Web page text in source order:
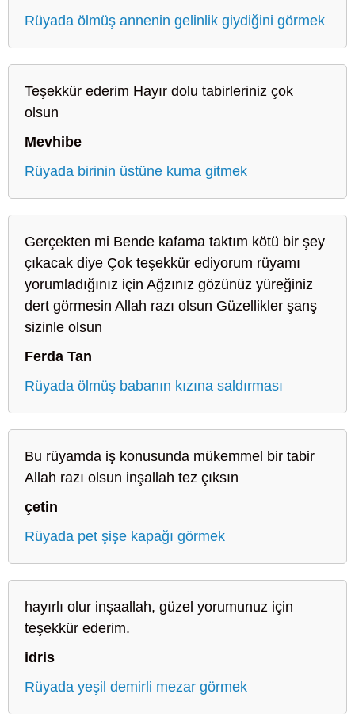
Rüyada ölmüş annenin gelinlik giydiğini görmek
Teşekkür ederim Hayır dolu tabirleriniz çok
olsun
Mevhibe
Rüyada birinin üstüne kuma gitmek
Gerçekten mi Bende kafama taktım kötü bir şey
çıkacak diye Çok teşekkür ediyorum rüyamı
yorumladığınız için Ağzınız gözünüz yüreğiniz
dert görmesin Allah razı olsun Güzellikler şanş
sizinle olsun
Ferda Tan
Rüyada ölmüş babanın kızına saldırması
Bu rüyamda iş konusunda mükemmel bir tabir
Allah razı olsun inşallah tez çıksın
çetin
Rüyada pet şişe kapağı görmek
hayırlı olur inşaallah, güzel yorumunuz için
teşekkür ederim.
idris
Rüyada yeşil demirli mezar görmek